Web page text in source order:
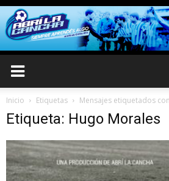
Inicio Etiquetas Mensajes etiquetados
Etiqueta: Hugo Morales